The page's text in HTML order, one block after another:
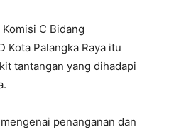
C Bidang
Kota Palangka Raya itu
tantangan yang dihadapi
penanganan dan